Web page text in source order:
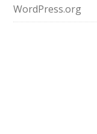
WordPress.org